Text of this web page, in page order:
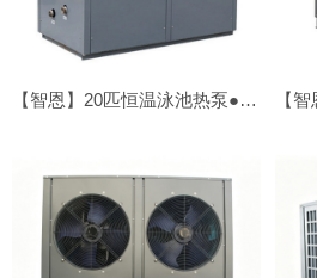
【智恩】20匹恒温泳池热泵●顶吹